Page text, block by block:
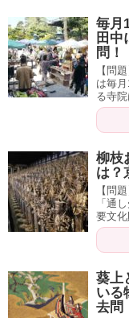
毎月
田中
問！
【問
は毎
る寺
柳枝
は？
【問
「通
要文
葵上
いる
去問